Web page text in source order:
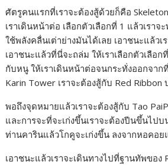
ศัตรูคนแรกที่เราจะต้องสู้ด้วยก็คือ
เราเดินหน้าต่อ เลือกตัวเลือกที่ 1 แล้วเราจ
ใช้พลังคลื่นเต่าย่างมันได้เลย เอาชนะแล้วเ
เอาชนะแล้วที่นี่จะถล่ม ให้เราเลือกตัวเลือก
กับหนู ให้เราเดินหน้าต่อจนกระทั่งออกจาก
Karin Tower เราจะต้องสู้กับ Red Ribbon
พอถึงจุดหมายแล้วเราจะต้องสู้กับ Tao
และการจะที่จะเก่งขึ้นเราจะต้องปีนขึ้นไป
ท่านคารินแล้วโกคูจะเก่งขึ้น ลงจากหอคอย
เอาชนะแล้วเราจะเดินทางไปที่ฐานทัพของ